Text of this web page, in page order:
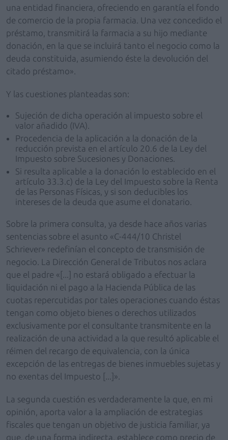
una entidad financiera, ofreciendo en garantía el fondo
de comercio de la propia farmacia. Una vez concedido el
préstamo, transmitirá la farmacia a su hijo mediante
donación, en la que se incluirá tanto el negocio como la
deuda constituida, asumiendo éste la devolución del
citado préstamo».
Y las cuestiones planteadas son:
Sujeción de dicha operación al impuesto sobre el
valor añadido (IVA).
Procedencia de la aplicación a la donación de la
reducción prevista en el artículo 20.6 de la Ley del
Impuesto sobre Sucesiones y Donaciones.
Si resulta aplicable a la donación lo establecido en el
artículo 33.3.c) de la Ley del Impuesto sobre la Renta
de las Personas Físicas, y si son deducibles los
intereses de la deuda que asume el donatario.
Sobre la primera consulta, ya desde hace años varias
sentencias sobre el asunto «C-444/10 Christel
Schriever» redefinían el concepto de transmisión de
negocio. La Dirección General de Tributos nos aclara
que el padre «[...] no estará obligado a efectuar la
liquidación ni el pago a la Hacienda Pública de las
cuotas repercutidas por tales operaciones cuando éstas
tengan como objeto bienes o derechos utilizados
exclusivamente por el consultante transmitente en la
realización de una actividad a la que resultó aplicable el
réimen del recargo de equivalencia, con la única
excepción de las entregas de bienes inmuebles sujetas y
no exentas del Impuesto [...]».
La segunda cuestión es verdaderamente la que, en mi
opinión, aporta valor a la ampliación de estrategias
fiscales que tengan un objetivo de justicia familiar, ya
que, de una forma indirecta, establece como precio de